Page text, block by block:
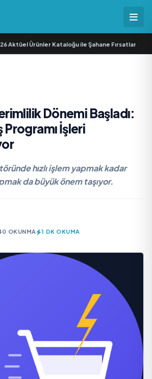
Aktüel Ürünler Kataloğu ile Şahane Fırsatlar Sizi
Dönemi Başladı:
Programı İşleri
hızlı işlem yapmak kadar
da büyük önem taşıyor.
OKUNMA 1 DK OKUMA